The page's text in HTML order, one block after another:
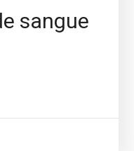
sangue